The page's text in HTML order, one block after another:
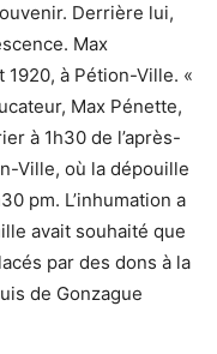
Derrière lui,
Max
à Pétion-Ville. «
Max Pénette,
à 1h30 de l’après-
Ville, où la dépouille
pm. L’inhumation a
avait souhaité que
par des dons à la
de Gonzague